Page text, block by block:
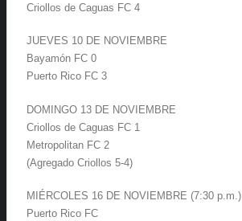
Criollos de Caguas FC 4
JUEVES 10 DE NOVIEMBRE
Bayamón FC 0
Puerto Rico FC 3
DOMINGO 13 DE NOVIEMBRE
Criollos de Caguas FC 1
Metropolitan FC 2
(Agregado Criollos 5-4)
MIÉRCOLES 16 DE NOVIEMBRE (7:30 p.m.)
Puerto Rico FC